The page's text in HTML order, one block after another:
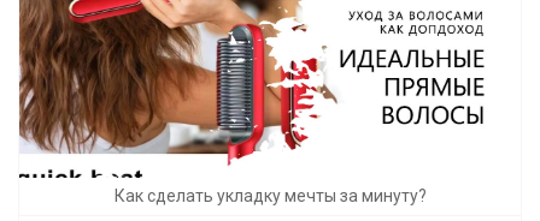
Как сделать укладку мечты за минуту?